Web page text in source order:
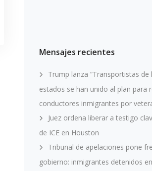
Mensajes recientes
Trump lanza “Transportistas de
estados se han unido al plan para
conductores inmigrantes por
Juez ordena liberar a testigo
de ICE en Houston
Tribunal de apelaciones pone
gobierno: inmigrantes detenidos en